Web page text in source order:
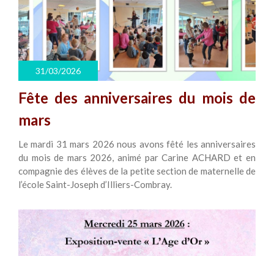
31/03/2026
Fête des anniversaires du mois de
mars
Le mardi 31 mars 2026 nous avons fêté les anniversaires
du mois de mars 2026, animé par Carine ACHARD et en
compagnie des élèves de la petite section de maternelle de
l’école Saint-Joseph d’Illiers-Combray.